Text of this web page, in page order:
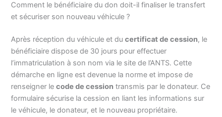
Comment le bénéficiaire du don doit-il finaliser le transfert
et sécuriser son nouveau véhicule ?
Après réception du véhicule et ducertificat de cession, le
bénéficiaire dispose de 30 jours pour effectuer
l’immatriculation à son nom via le site de l’ANTS. Cette
démarche en ligne est devenue la norme et impose de
renseigner lecode de cession transmis par le donateur. Ce
formulaire sécurise la cession en liant les informations sur
le véhicule, le donateur, et le nouveau propriétaire.